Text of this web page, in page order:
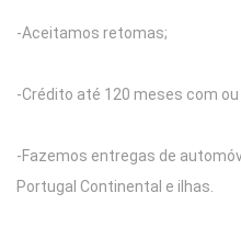
-Aceitamos retomas;
-Crédito até 120 meses com
-Fazemos entregas de
Portugal Continental e ilhas.